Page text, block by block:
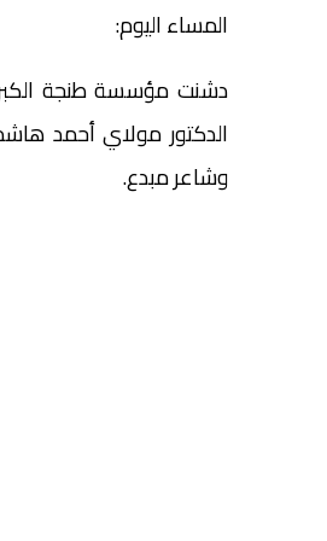
المساء اليوم:
دشنت مؤسسة طنجة
الدكتور مولاي أحمد
وشاعر مبدع.